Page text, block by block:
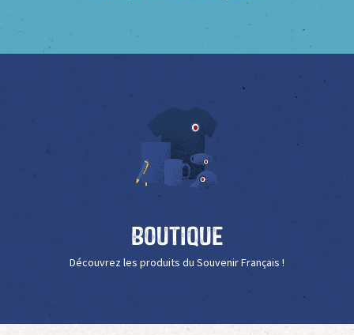
Boutique
Découvrez les produits du Souvenir Français !